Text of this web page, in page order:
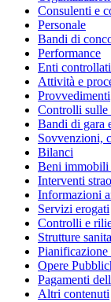
Consulenti e
Personale
Bandi di
Performance
Enti controllati
Attività e
Provvedimenti
Controlli sulle
Bandi di gara
Sovvenzioni,
Bilanci
Beni immobili
Interventi
Informazioni
Servizi erogati
Controlli e
Strutture
Opere
Pagamenti
Altri contenuti